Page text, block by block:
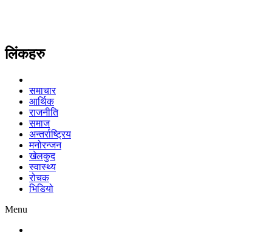
लिंकहरु
समाचार
आर्थिक
राजनीति
समाज
अन्तर्राष्ट्रिय
मनोरन्जन
खेलकुद
स्वास्थ्य
रोचक
भिडियो
Menu